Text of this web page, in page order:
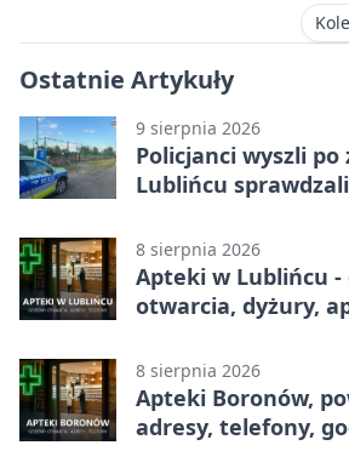
Ostatnie Artykuły
9 sierpnia 2026
Policjanci wyszli po
Lublińcu
8 sierpnia 2026
Apteki w Lublińcu -
otwarcia, dyżury,
8 sierpnia 2026
Apteki Boronów,
adresy, telefony,